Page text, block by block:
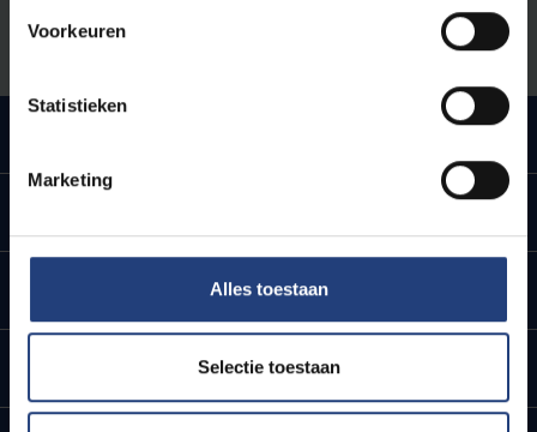
Voorkeuren
Statistieken
Marketing
Alles toestaan
Selectie toestaan
Angenon
Vakgroep Computerwetenschappen